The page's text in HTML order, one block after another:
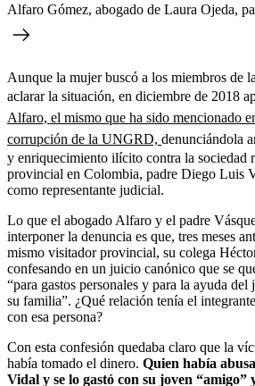
Alfaro Gómez, abogado de Laura Ojeda,
Aunque la mujer buscó a los miembros de
aclarar la situación, en diciembre de 2018
Alfaro, el mismo que ha sido mencionado
corrupción de la UNGRD, denunciándola
y enriquecimiento ilícito contra la sociedad
provincial en Colombia, padre Diego Luis
como representante judicial.
Lo que el abogado Alfaro y el padre
interponer la denuncia es que, tres meses
mismo visitador provincial, su colega
confesando en un juicio canónico que se
“para gastos personales y para la ayuda
su familia”. ¿Qué relación tenía el
con esa persona?
Con esta confesión quedaba claro que la
había tomado el dinero. Quien había
Vidal y se lo gastó con su joven “amigo”